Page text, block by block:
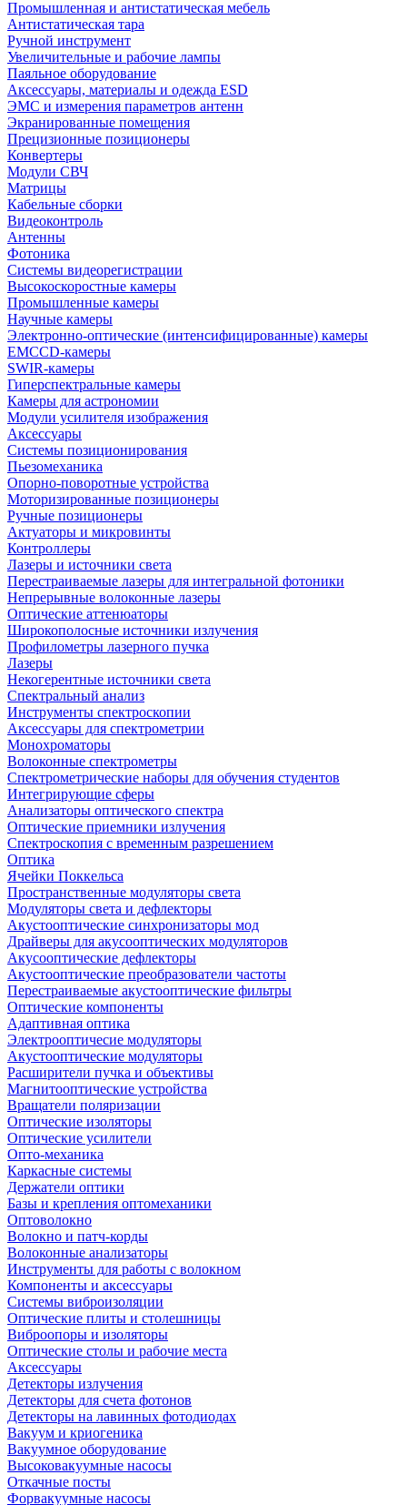
Промышленная и антистатическая мебель
Антистатическая тара
Ручной инструмент
Увеличительные и рабочие лампы
Паяльное оборудование
Аксессуары, материалы и одежда ESD
ЭМС и измерения параметров антенн
Экранированные помещения
Прецизионные позиционеры
Конвертеры
Модули СВЧ
Матрицы
Кабельные сборки
Видеоконтроль
Антенны
Фотоника
Cистемы видеорегистрации
Высокоскоростные камеры
Промышленные камеры
Научные камеры
Электронно-оптические (интенсифицированные) камеры
EMCCD-камеры
SWIR-камеры
Гиперспектральные камеры
Камеры для астрономии
Модули усилителя изображения
Аксессуары
Системы позиционирования
Пьезомеханика
Опорно-поворотные устройства
Моторизированные позиционеры
Ручные позиционеры
Актуаторы и микровинты
Контроллеры
Лазеры и источники света
Перестраиваемые лазеры для интегральной фотоники
Непрерывные волоконные лазеры
Оптические аттенюаторы
Широкополосные источники излучения
Профилометры лазерного пучка
Лазеры
Некогерентные источники света
Спектральный анализ
Инструменты спектроскопии
Аксессуары для спектрометрии
Монохроматоры
Волоконные спектрометры
Спектрометрические наборы для обучения студентов
Интегрирующие сферы
Анализаторы оптического спектра
Оптические приемники излучения
Спектроскопия с временным разрешением
Оптика
Ячейки Поккельса
Пространственные модуляторы света
Модуляторы света и дефлекторы
Акустооптические синхронизаторы мод
Драйверы для акусооптических модуляторов
Акусооптические дефлекторы
Акустооптические преобразователи частоты
Перестраиваемые акустооптические фильтры
Оптические компоненты
Адаптивная оптика
Электрооптичесие модуляторы
Акустооптические модуляторы
Расширители пучка и объективы
Магнитооптические устройства
Вращатели поляризации
Оптические изоляторы
Оптические усилители
Опто-механика
Каркасные системы
Держатели оптики
Базы и крепления оптомеханики
Оптоволокно
Волокно и патч-корды
Волоконные анализаторы
Инструменты для работы с волокном
Компоненты и аксессуары
Системы виброизоляции
Оптические плиты и столешницы
Виброопоры и изоляторы
Оптические столы и рабочие места
Аксессуары
Детекторы излучения
Детекторы для счета фотонов
Детекторы на лавинных фотодиодах
Вакуум и криогеника
Вакуумное оборудование
Высоковакуумные насосы
Откачные посты
Форвакуумные насосы